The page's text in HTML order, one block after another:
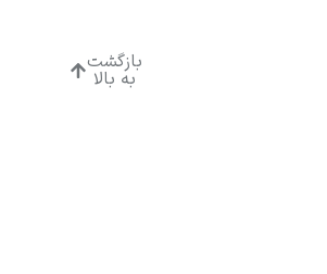
بازگشت
به بالا